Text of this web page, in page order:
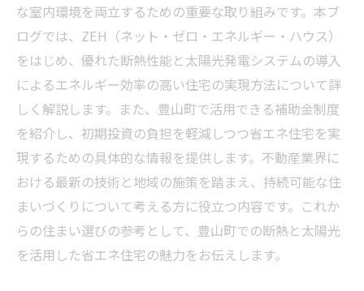
な室内環境を両立するための重要な取り組みです。本ブ
ログでは、ZEH（ネット・ゼロ・エネルギー・ハウス）
をはじめ、優れた断熱性能と太陽光発電システムの導入
によるエネルギー効率の高い住宅の実現方法について詳
しく解説します。また、豊山町で活用できる補助金制度
を紹介し、初期投資の負担を軽減しつつ省エネ住宅を実
現するための具体的な情報を提供します。不動産業界に
おける最新の技術と地域の施策を踏まえ、持続可能な住
まいづくりについて考える方に役立つ内容です。これか
らの住まい選びの参考として、豊山町での断熱と太陽光
を活用した省エネ住宅の魅力をお伝えします。